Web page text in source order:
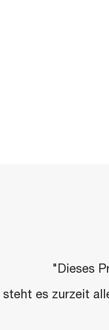
"Dieses
steht es zurzeit